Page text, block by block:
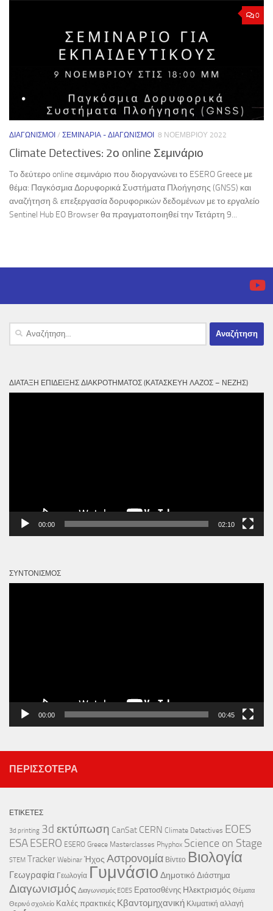
0
ΔΙΑΓΩΝΙΣΜΟΊ / ΣΕΜΙΝΆΡΙΑ - ΔΙΑΓΩΝΙΣΜΟΊ 8 ΝΟΕΜΒΡΊΟΥ 2022
Climate Detectives: 2ο online Σεμινάριο
Tο δεύτερο online σεμινάριο που διοργανώνει το ESERO Greece με
θέμα: Παγκόσμια Δορυφορικά Συστήματα Πλοήγησης (GNSS) και
αναζήτηση & επεξεργασία δορυφορικών δεδομένων με το εργαλείο
Sentinel Hub EO Browser θα πραγματοποιηθεί την Τετάρτη 9...
Αναζήτηση
ΔΙΆΤΑΞΗ ΕΠΊΔΕΙΞΗΣ ΔΙΑΚΡΟΤΉΜΑΤΟΣ (ΚΑΤΑΣΚΕΥΉ ΛΆΖΟΣ – ΝΈΖΗΣ)
00:00 02:10
ΣΥΝΤΟΝΙΣΜΌΣ
00:00 00:45
ΠΕΡΙΣΣΌΤΕΡΑ
ΕΤΙΚΈΤΕΣ
3d printing 3d εκτύπωση CanSat CERN Climate Detectives EOES
ESAESERO ESERO Greece Masterclasses Phyphox Science on Stage
STEM Tracker Webinar Ήχος Αστρονομία Βίντεο Βιολογία
Γεωγραφία Γεωλογία Γυμνάσιο Δημοτικό Διάστημα
Διαγωνισμός Διαγωνισμός EOES Ερατοσθένης Ηλεκτρισμός Θέματα
Θερινό σχολείο Καλές πρακτικές Κβαντομηχανική Κλιματική αλλαγή